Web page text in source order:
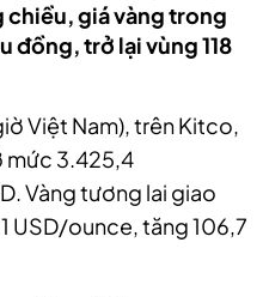
giá vàng trong
đồng, trở lại vùng 118
Nam), trên‏‏ Kitco,
mức 3.425,4
Vàng tương lai giao
USD/ounce, tăng 106,7